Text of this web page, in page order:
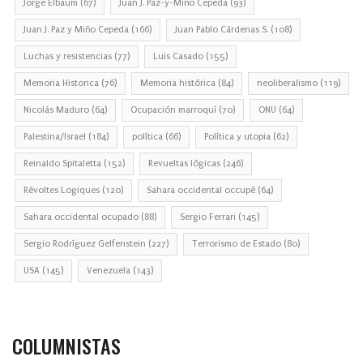
Jorge Elbaum (67) Juan J. Paz-y-Miño Cepeda (93)
Juan J. Paz y Miño Cepeda (166) Juan Pablo Cárdenas S. (108)
Luchas y resistencias (77) Luis Casado (155)
Memoria Historica (76) Memoria histórica (84) neoliberalismo (119)
Nicolás Maduro (64) Ocupación marroquí (70) ONU (64)
Palestina/Israel (184) política (66) Política y utopia (62)
Reinaldo Spitaletta (152) Revueltas lógicas (246)
Révoltes Logiques (120) Sahara occidental occupé (64)
Sahara occidental ocupado (88) Sergio Ferrari (145)
Sergio Rodríguez Gelfenstein (227) Terrorismo de Estado (80)
USA (145) Venezuela (143)
COLUMNISTAS